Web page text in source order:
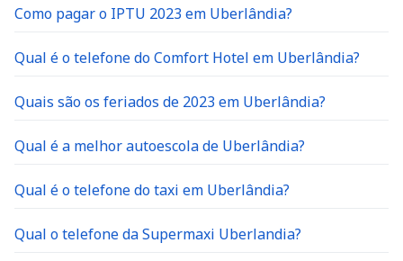
Como pagar o IPTU 2023 em Uberlândia?
Qual é o telefone do Comfort Hotel em Uberlândia?
Quais são os feriados de 2023 em Uberlândia?
Qual é a melhor autoescola de Uberlândia?
Qual é o telefone do taxi em Uberlândia?
Qual o telefone da Supermaxi Uberlandia?